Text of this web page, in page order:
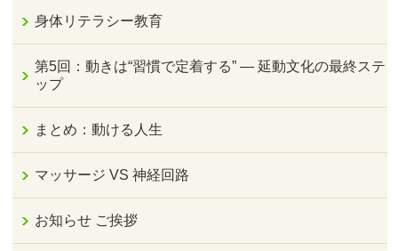
身体リテラシー教育
第5回：動きは“習慣で定着する” — 延動文化の最終ステ
ップ
まとめ：動ける人生
マッサージ VS 神経回路
お知らせ ご挨拶